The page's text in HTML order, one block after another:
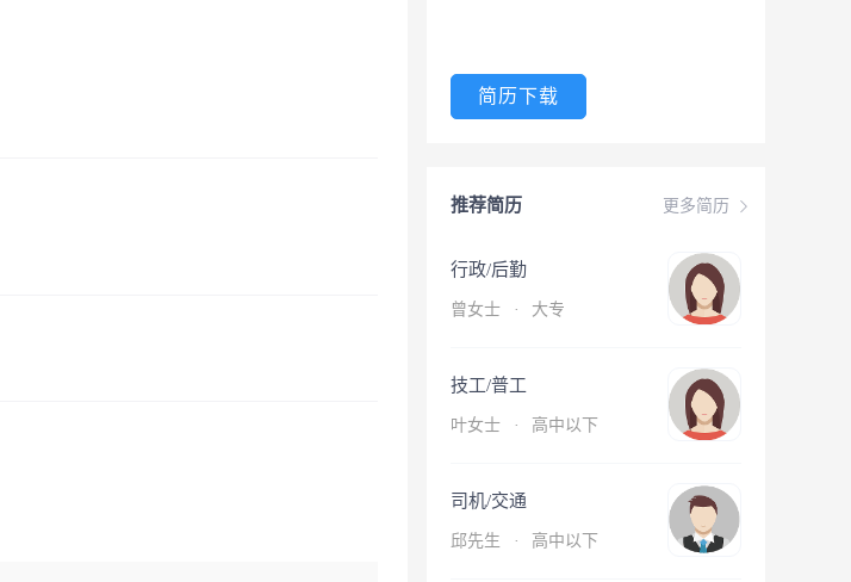
简历下载
更多简历
推荐简历
行政/后勤
曾女士 · 大专
技工/普工
叶女士 · 高中以下
司机/交通
邱先生 · 高中以下